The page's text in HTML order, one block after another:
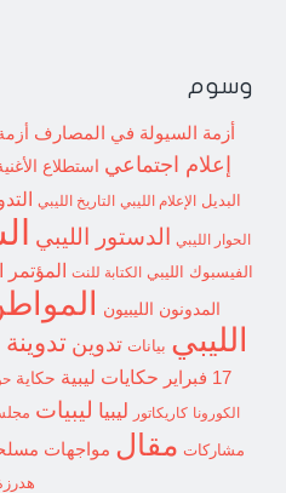
وسوم
أزمة السيولة في المصارف
إعلام اجتماعي استطلاع
البديل الإعلام الليبي التاريخ الليبي
الحوار الليبي الدستور الليبي
الفيسبوك الليبي الكتابة للنت
المدونون الليبيون
الليبي بيانات تدوين
17 فبراير
حكايات ليبية حكاية
الكورونا كاريكاتور ليبيا ليبيات
مشاركات مقال مواجهات